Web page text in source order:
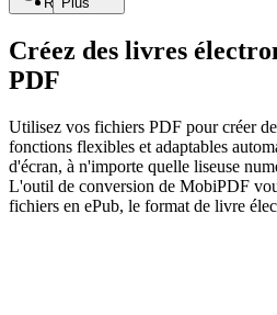
Créez des livres
PDF
Utilisez vos fichiers PDF pour créer
fonctions flexibles et adaptables
d'écran, à n'importe quelle liseuse
L'outil de conversion de MobiPDF
fichiers en ePub, le format de livre